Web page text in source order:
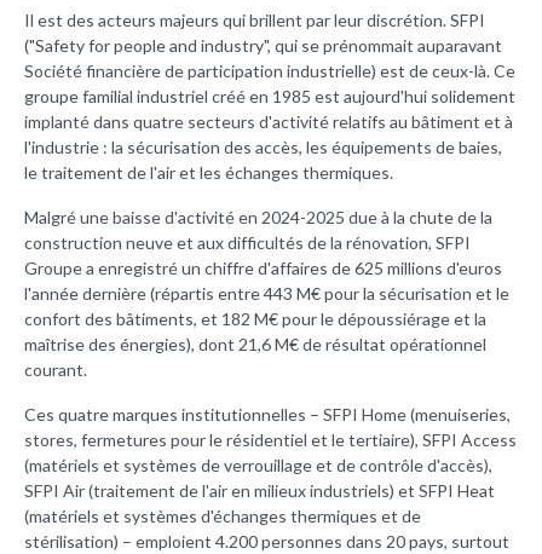
Il est des acteurs majeurs qui brillent par leur discrétion.SFPI
("Safety for people and industry", qui se prénommait auparavant
Société financière de participation industrielle) est de ceux-là. Ce
groupe familial industriel créé en 1985 est aujourd'hui solidement
implanté dans quatre secteurs d'activité relatifs au bâtiment et à
l'industrie : la sécurisation des accès, les équipements de baies,
le traitement de l'air et les échanges thermiques.
Malgré une baisse d'activité en 2024-2025 due à la chute de la
construction neuve et aux difficultés de la rénovation, SFPI
Groupe a enregistré un chiffre d'affaires de 625 millions d'euros
l'année dernière (répartis entre 443 M€ pour la sécurisation et le
confort des bâtiments, et 182 M€ pour le dépoussiérage et la
maîtrise des énergies), dont 21,6 M€ de résultat opérationnel
courant.
Ces quatre marques institutionnelles – SFPI Home (menuiseries,
stores, fermetures pour le résidentiel et le tertiaire), SFPI Access
(matériels et systèmes de verrouillage et de contrôle d'accès),
SFPI Air (traitement de l'air en milieux industriels) et SFPI Heat
(matériels et systèmes d'échanges thermiques et de
stérilisation) – emploient 4.200 personnes dans 20 pays, surtout